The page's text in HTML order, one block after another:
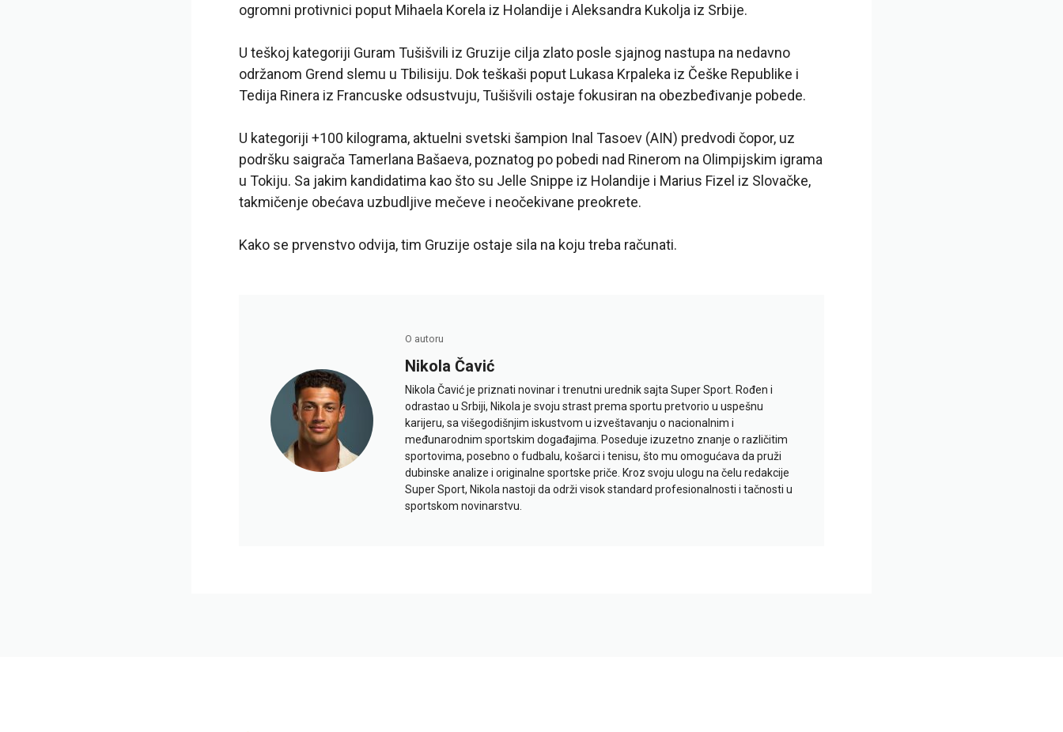
ogromni protivnici poput Mihaela Korela iz Holandije i Aleksandra Kukolja iz Srbije.
U teškoj kategoriji Guram Tušišvili iz Gruzije cilja zlato posle sjajnog nastupa na nedavno
održanom Grend slemu u Tbilisiju. Dok teškaši poput Lukasa Krpaleka iz Češke Republike i
Tedija Rinera iz Francuske odsustvuju, Tušišvili ostaje fokusiran na obezbeđivanje pobede.
U kategoriji +100 kilograma, aktuelni svetski šampion Inal Tasoev (AIN) predvodi čopor, uz
podršku saigrača Tamerlana Bašaeva, poznatog po pobedi nad Rinerom na Olimpijskim igrama
u Tokiju. Sa jakim kandidatima kao što su Jelle Snippe iz Holandije i Marius Fizel iz Slovačke,
takmičenje obećava uzbudljive mečeve i neočekivane preokrete.
Kako se prvenstvo odvija, tim Gruzije ostaje sila na koju treba računati.
O autoru
Nikola Čavić
Nikola Čavić je priznati novinar i trenutni urednik sajta Super Sport. Rođen i
odrastao u Srbiji, Nikola je svoju strast prema sportu pretvorio u uspešnu
karijeru, sa višegodišnjim iskustvom u izveštavanju o nacionalnim i
međunarodnim sportskim događajima. Poseduje izuzetno znanje o različitim
sportovima, posebno o fudbalu, košarci i tenisu, što mu omogućava da pruži
dubinske analize i originalne sportske priče. Kroz svoju ulogu na čelu redakcije
Super Sport, Nikola nastoji da održi visok standard profesionalnosti i tačnosti u
sportskom novinarstvu.